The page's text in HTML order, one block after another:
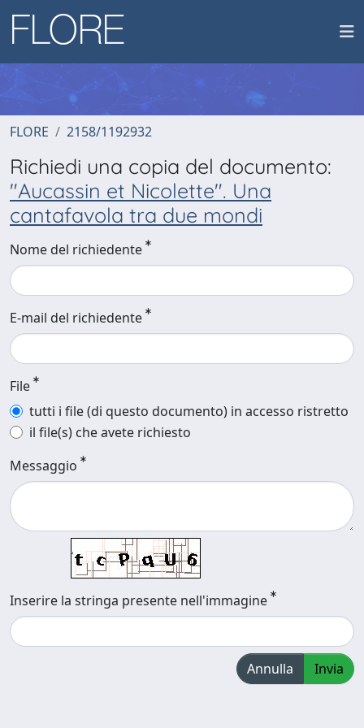
FLORE 2158/1192932
Richiedi una copia del documento:
"Aucassin et Nicolette". Una
cantafavola tra due mondi
Nome del richiedente
E-mail del richiedente
File
tutti i file (di questo documento) in accesso ristretto
il file(s) che avete richiesto
Messaggio
Inserire la stringa presente nell'immagine
Annulla Invia